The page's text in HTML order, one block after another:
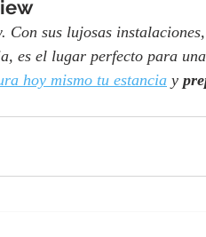
sus lujosas
es el lugar perfecto para
hoy mismo tu estancia y